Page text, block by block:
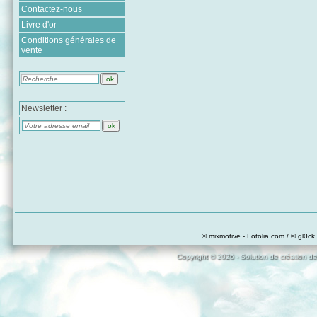
Contactez-nous
Livre d'or
Conditions générales de
vente
Newsletter :
© mixmotive - Fotolia.com / ©
Copyright © 2026 - Solution de création